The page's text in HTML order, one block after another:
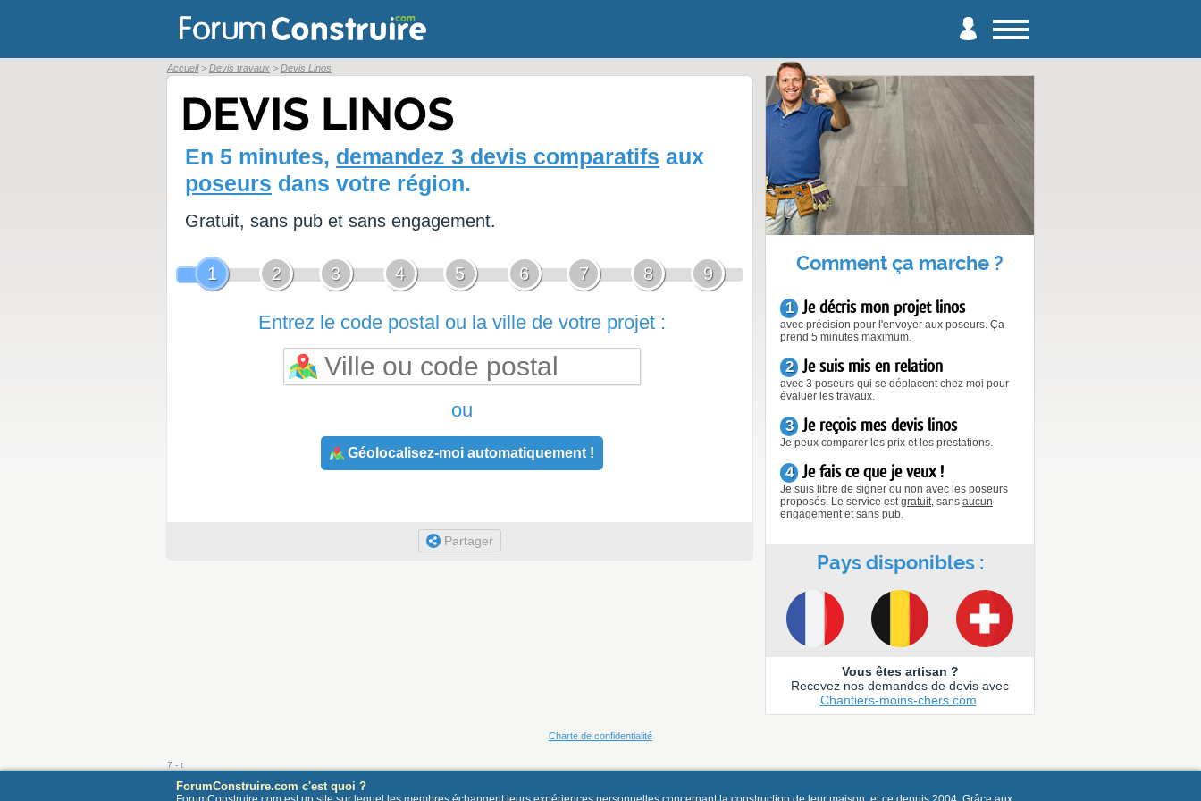
Accueil Devis travaux Devis Linos
DEVIS LINOS
En 5 minutes, demandez 3 devis comparatifs aux
poseurs dans votre région.
Gratuit, sans pub et sans engagement.
1 2 3 4 5 6 7 8 9
Entrez le code postal ou la ville de votre projet :
ou
Géolocalisez-moi automatiquement !
Partager
Comment ça marche ?
1 Je décris mon projet linos
avec précision pour l'envoyer aux poseurs. Ça
prend 5 minutes maximum.
2 Je suis mis en relation
avec 3 poseurs qui se déplacent chez moi pour
évaluer les travaux.
3 Je reçois mes devis linos
Je peux comparer les prix et les prestations.
4 Je fais ce que je veux !
Je suis libre de signer ou non avec les poseurs
proposés. Le service est gratuit , sans aucun
engagement et sans pub
Pays disponibles :
Vous êtes artisan ?
Recevez nos demandes de devis avec
Chantiers-moins-chers.com
Charte de confidentialité
7 - t
ForumConstruire.com c'est quoi ?